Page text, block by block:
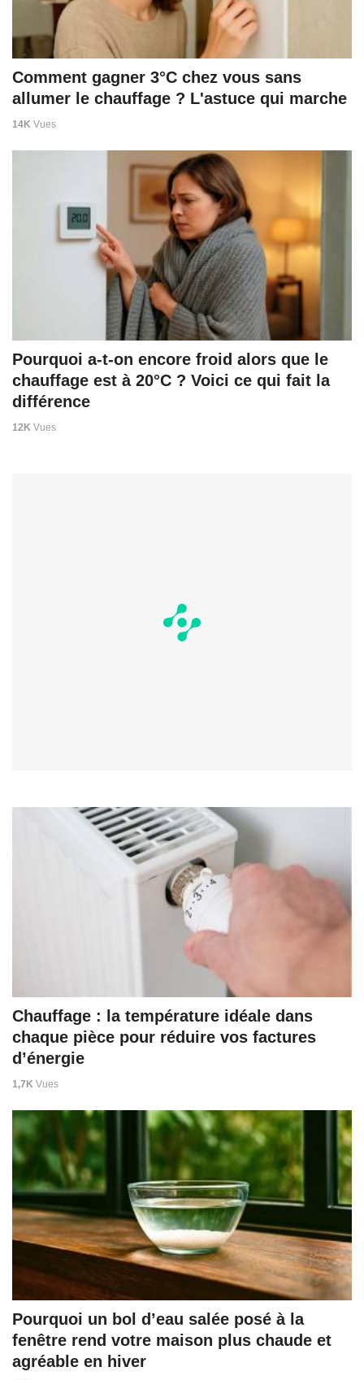
Comment gagner 3°C chez vous sans
allumer le chauffage ? L'astuce qui marche
14K Vues
Pourquoi a-t-on encore froid alors que le
chauffage est à 20°C ? Voici ce qui fait la
différence
12K Vues
Chauffage : la température idéale dans
chaque pièce pour réduire vos factures
d’énergie
1,7K Vues
Pourquoi un bol d’eau salée posé à la
fenêtre rend votre maison plus chaude et
agréable en hiver